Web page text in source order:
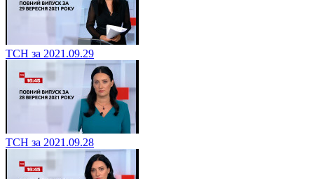
ТСН за 2021.09.29
ТСН за 2021.09.28